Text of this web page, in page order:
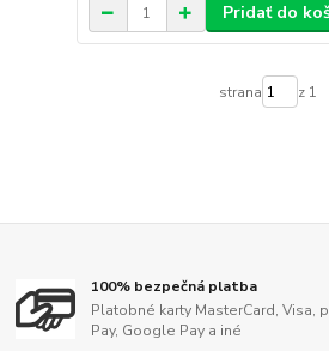
Pridať do
strana z 1
100% bezpečná platba
Platobné karty MasterCard, Visa,
Pay, Google Pay a iné